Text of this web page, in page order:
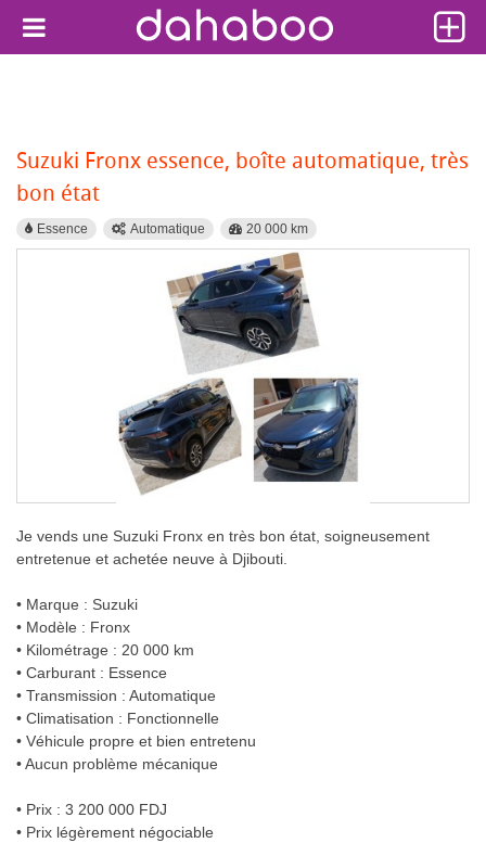
Suzuki Fronx essence, boîte automatique, très
bon état
Essence Automatique 20 000 km
Je vends une Suzuki Fronx en très bon état, soigneusement
entretenue et achetée neuve à Djibouti.
• Marque : Suzuki
• Modèle : Fronx
• Kilométrage : 20 000 km
• Carburant : Essence
• Transmission : Automatique
• Climatisation : Fonctionnelle
• Véhicule propre et bien entretenu
• Aucun problème mécanique
• Prix : 3 200 000 FDJ
• Prix légèrement négociable